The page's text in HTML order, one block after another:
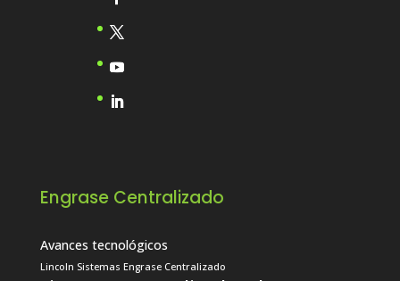
Engrase Centralizado
Avances tecnológicos
Lincoln Sistemas Engrase Centralizado